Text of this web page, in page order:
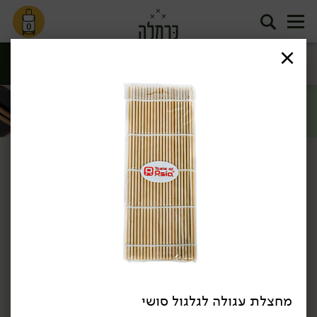
0
אטריות, נודלס
טיסה ליפן
מחצלת עגולה לגלגול סושי